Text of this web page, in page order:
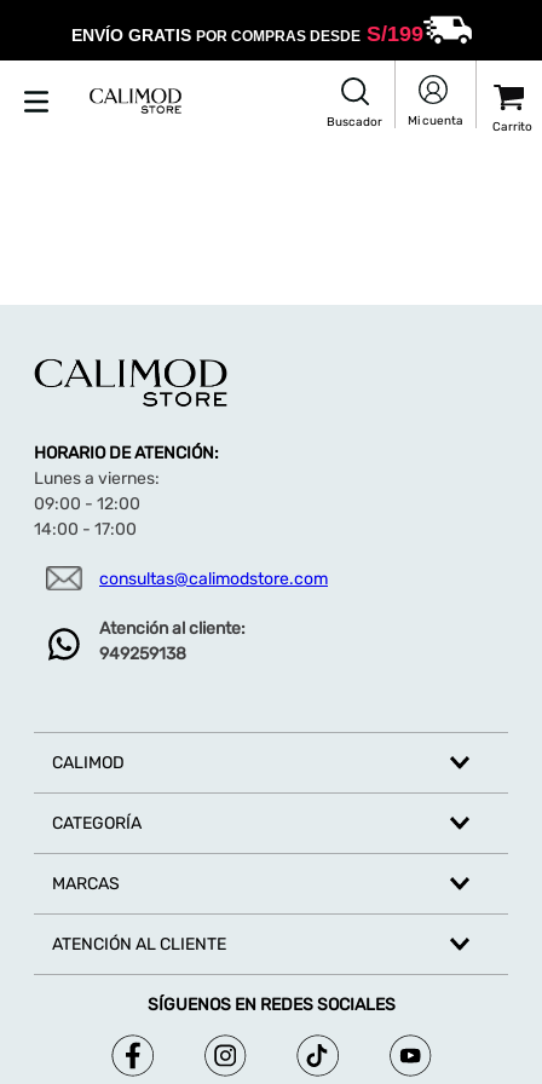
ENVÍO GRATIS POR COMPRAS DESDES/199
HORARIO DE ATENCIÓN:
Lunes a viernes:
09:00 - 12:00
14:00 - 17:00
consultas@calimodstore.com
Atención al cliente:
949259138
CALIMOD
CATEGORÍA
MARCAS
ATENCIÓN AL CLIENTE
SÍGUENOS EN REDES SOCIALES